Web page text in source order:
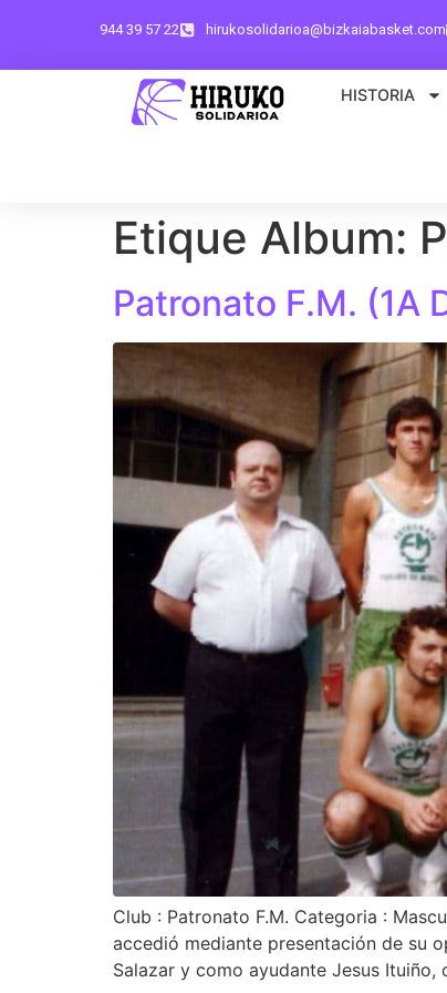
944 39 57 22 hirukosolidarioa@bizkaiabasket.com
HISTORIA
Etique Album:
Patronato F.M. (1A
Club : Patronato F.M. Categoria :
accedió mediante presentación de su
Salazar y como ayudante Jesus